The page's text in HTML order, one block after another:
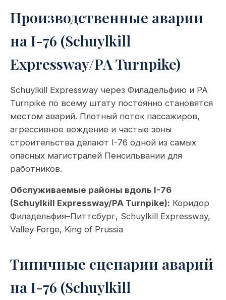
Производственные аварии
на I-76 (Schuylkill
Expressway/PA Turnpike)
Schuylkill Expressway через Филадельфию и PA
Turnpike по всему штату постоянно становятся
местом аварий. Плотный поток пассажиров,
агрессивное вождение и частые зоны
строительства делают I-76 одной из самых
опасных магистралей Пенсильвании для
работников.
Обслуживаемые районы вдоль I-76
(Schuylkill Expressway/PA Turnpike): Коридор
Филадельфия–Питтсбург, Schuylkill Expressway,
Valley Forge, King of Prussia
Типичные сценарии аварий
на I-76 (Schuylkill